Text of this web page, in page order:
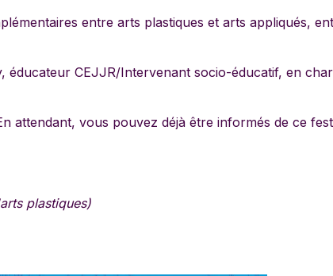
entre arts plastiques et arts appliqués,
éducateur CEJJR/Intervenant socio-éducatif, en
attendant, vous pouvez déjà être informés de ce
plastiques)